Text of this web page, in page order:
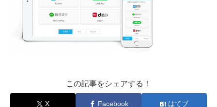
この記事をシェアする！
X Facebook はてブ